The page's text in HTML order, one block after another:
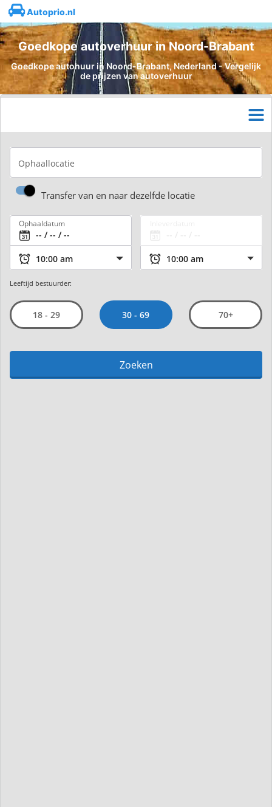
Autoprio.nl
Goedkope autoverhuur in Noord-Brabant
Goedkope autohuur in Noord-Brabant, Nederland - Vergelijk
de prijzen van autoverhuur
Ophaallocatie
Transfer van en naar dezelfde locatie
Ophaaldatum
Leeftijd bestuurder:
18 - 29 30 - 69 70+
Zoeken